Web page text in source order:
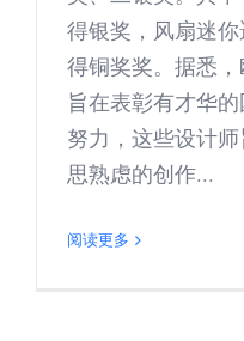
得银奖，风扇迷
得铜奖奖。据悉
旨在表彰有才华
努力，这些设计
思熟虑的创作...
阅读更多